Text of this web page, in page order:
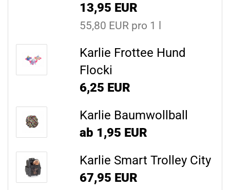
13,95 EUR
55,80 EUR pro 1 l
Karlie Frottee Hund
Flocki
6,25 EUR
Karlie Baumwollball
ab 1,95 EUR
Karlie Smart Trolley City
67,95 EUR